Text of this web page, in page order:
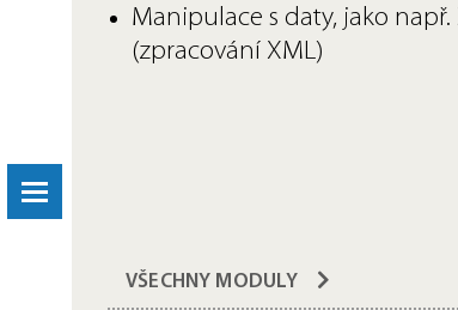
Manipulace s daty, jako např.
(zpracování XML)
VŠECHNY MODULY